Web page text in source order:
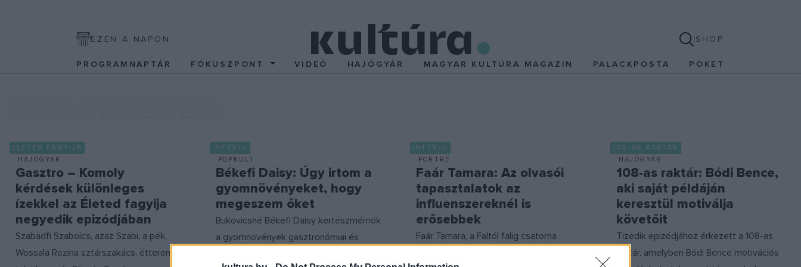
EZEN A NAPON SHOP
PROGRAMNAPTÁR FÓKUSZPONT VIDEÓ HAJÓGYÁR MAGYAR KULTÚRA MAGAZIN PALACKPOSTA POKET
ÉLETED FAGYIJA
HAJÓGYÁR
Gasztro – Komoly
kérdések különleges
ízekkel az Életed fagyija
negyedik epizódjában
Szabadfi Szabolcs, azaz Szabi, a pék,
Wossala Rozina sztárszakács, étterem-
INTERJÚ
POPKULT
Békefi Daisy: Úgy irtom a
gyomnövényeket, hogy
megeszem őket
Bukovicsné Békefi Daisy kertészmérnök
a gyomnövények gasztronómiai és
INTERJÚ
PORTRÉ
Faár Tamara: Az olvasói
tapasztalatok az
influenszereknél is
erősebbek
Faár Tamara, a Faltól falig csatorna
108-AS RAKTÁR
HAJÓGYÁR
108-as raktár: Bódi Bence,
aki saját példáján
keresztül motiválja
követőit
Tizedik epizódjához érkezett a 108-as
raktár, amelyben Bódi Bence motivációs